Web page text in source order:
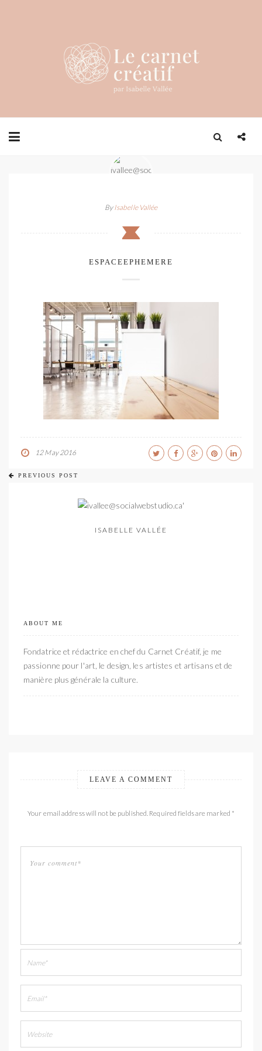
ByIsabelle Vallée
ESPACEEPHEMERE
12 May 2016
PREVIOUS POST
ISABELLE VALLÉE
ABOUT ME
Fondatrice et rédactrice en chef du Carnet Créatif, je me
passionne pour l'art, le design, les artistes et artisans et de
manière plus générale la culture.
LEAVE A COMMENT
Your email address will not be published. Required fields are marked *